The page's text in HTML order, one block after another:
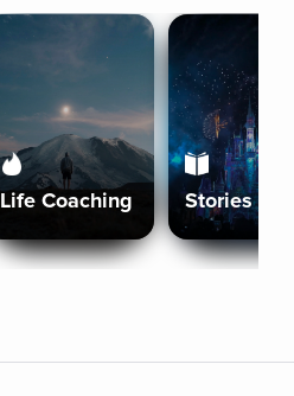
Life Coaching Stories